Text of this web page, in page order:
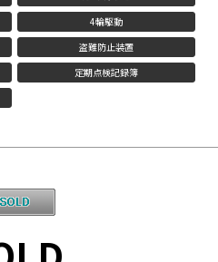
4輪駆動
盗難防止装置
定期点検記録簿